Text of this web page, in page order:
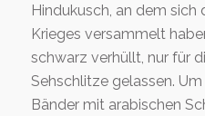
Hindukusch, an dem sich
Krieges versammelt
schwarz verhüllt, nur für
Sehschlitze gelassen.
Bänder mit arabischen